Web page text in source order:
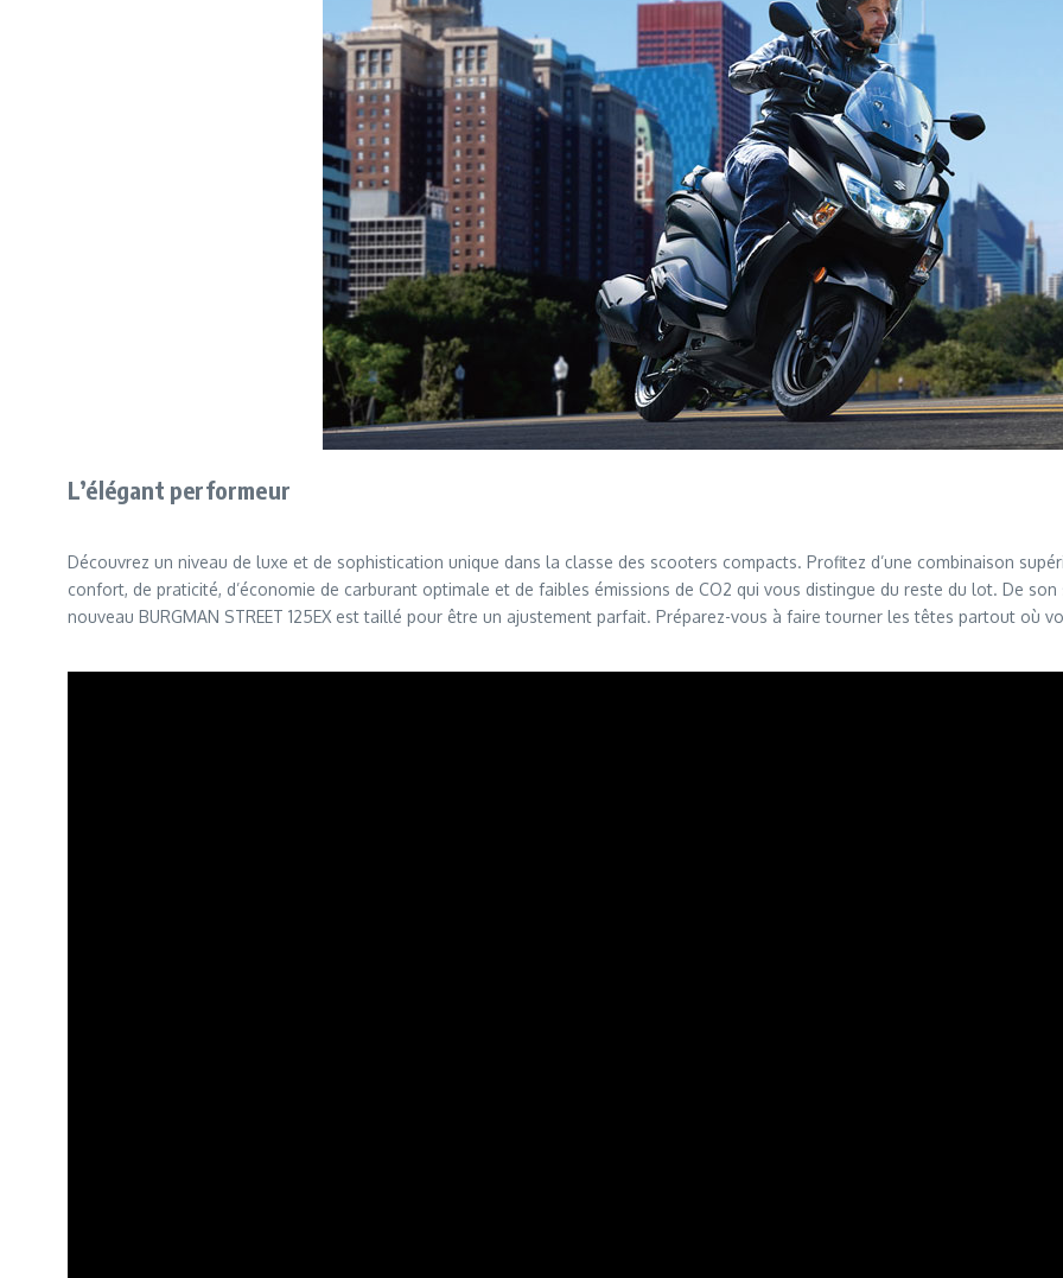
L’élégant performeur
Découvrez un niveau de luxe et de sophistication unique dans la classe des scooters compacts. Profitez d’une combinaison
confort, de praticité, d’économie de carburant optimale et de faibles émissions de CO2 qui vous distingue du reste du lot. De
nouveau BURGMAN STREET 125EX est taillé pour être un ajustement parfait. Préparez-vous à faire tourner les têtes partout où